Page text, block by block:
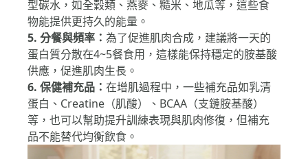
型碳水，如全穀類、燕麥、糙米、地瓜等，這些食
物能提供更持久的能量。
5. 分餐與頻率：為了促進肌肉合成，建議將一天的
蛋白質分散在4~5餐食用，這樣能保持穩定的胺基酸
供應，促進肌肉生長。
6. 保健補充品： 在增肌過程中，一些補充品如乳清
蛋白、Creatine（肌酸）、BCAA（支鏈胺基酸）
等，也可以幫助提升訓練表現與肌肉修復，但補充
品不能替代均衡飲食。